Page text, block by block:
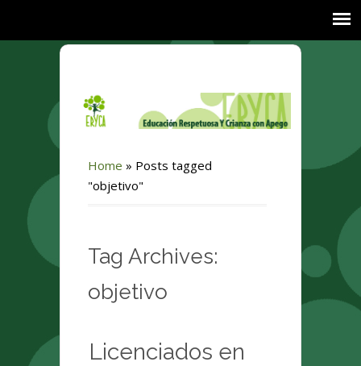
Home » Posts tagged
"objetivo"
Tag Archives:
objetivo
Licenciados en